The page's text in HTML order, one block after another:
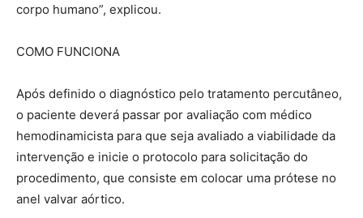
corpo humano”, explicou.
COMO FUNCIONA
Após definido o diagnóstico pelo tratamento percutâneo,
o paciente deverá passar por avaliação com médico
hemodinamicista para que seja avaliado a viabilidade da
intervenção e inicie o protocolo para solicitação do
procedimento, que consiste em colocar uma prótese no
anel valvar aórtico.